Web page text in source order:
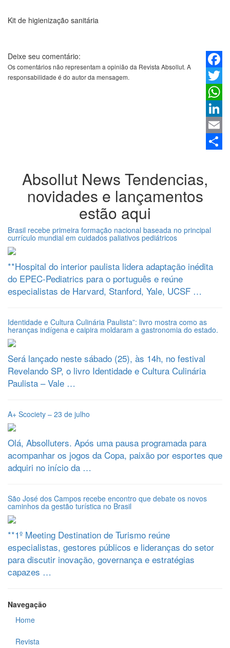
Kit de higienização sanitária
Twitter
Email
Deixe seu comentário:
Os comentários não representam a opinião da Revista Absollut. A
responsabilidade é do autor da mensagem.
Absollut News Tendencias,
novidades e lançamentos
estão aqui
Brasil recebe primeira formação nacional baseada no principal
currículo mundial em cuidados paliativos pediátricos
**Hospital do interior paulista lidera adaptação inédita
do EPEC-Pediatrics para o português e reúne
especialistas de Harvard, Stanford, Yale, UCSF …
Identidade e Cultura Culinária Paulista”: livro mostra como as
heranças indígena e caipira moldaram a gastronomia do estado.
Será lançado neste sábado (25), às 14h, no festival
Revelando SP, o livro Identidade e Cultura Culinária
Paulista – Vale …
A+ Scociety – 23 de julho
Olá, Absolluters. Após uma pausa programada para
acompanhar os jogos da Copa, paixão por esportes que
adquiri no início da …
São José dos Campos recebe encontro que debate os novos
caminhos da gestão turística no Brasil
**1º Meeting Destination de Turismo reúne
especialistas, gestores públicos e lideranças do setor
para discutir inovação, governança e estratégias
capazes …
Navegação
Home
Revista